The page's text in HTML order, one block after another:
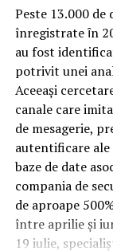
Spre diferență
trece printr-un
bagaje trase pe
rezervări
frecvență
orice suprafață,
elemente
patului și a ușii
În etapa de
care iau în calcul
cu rotație mare
decolorare
Peste 13.000 de
înregistrate ȋn
au fost
potrivit unei
Aceeași
canale care
de mesagerie,
autentificare
baze de date
compania de
de aproape
între aprilie și
19 iulie,